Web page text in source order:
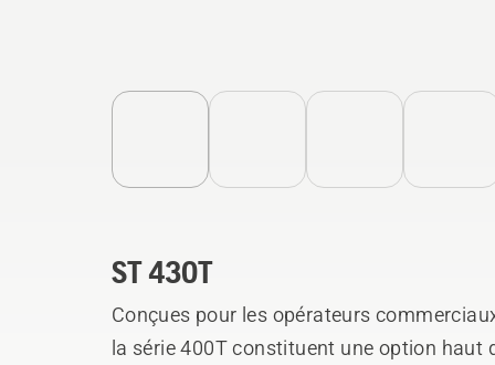
ST 430T
Conçues pour les opérateurs
la série 400T constituent une option